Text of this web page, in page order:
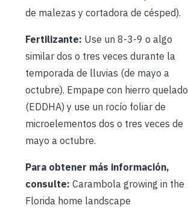
de malezas y cortadora de césped).
Fertilizante: Use un 8-3-9 o algo
similar dos o tres veces durante la
temporada de lluvias (de mayo a
octubre). Empape con hierro quelado
(EDDHA) y use un rocío foliar de
microelementos dos o tres veces de
mayo a octubre.
Para obtener más información,
consulte: Carambola growing in the
Florida home landscape